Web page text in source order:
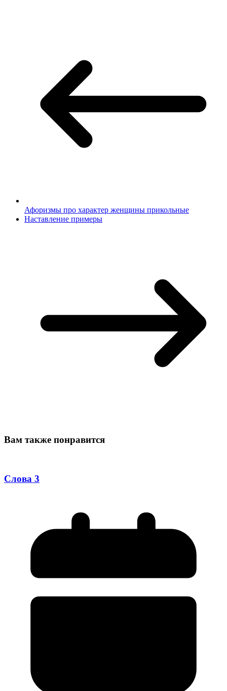
Афоризмы про характер женщины прикольные
Наставление примеры
Вам также понравится
Слова 3